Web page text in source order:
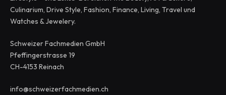
Culinarium, Drive Style, Fashion, Finance, Living, Travel und
Watches & Jewelery.
Schweizer Fachmedien GmbH
Pfeffingerstrasse 19
CH-4153 Reinach
info@schweizerfachmedien.ch